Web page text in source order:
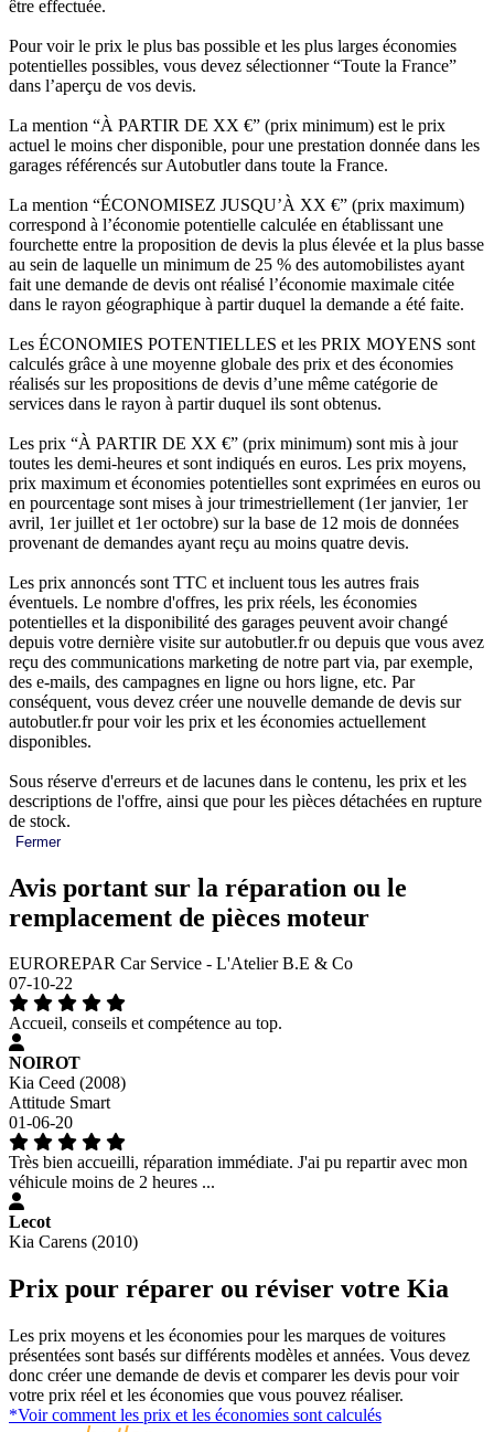
être effectuée.
Pour voir le prix le plus bas possible et les plus larges économies
potentielles possibles, vous devez sélectionner “Toute la France”
dans l’aperçu de vos devis.
La mention “À PARTIR DE XX €” (prix minimum) est le prix
actuel le moins cher disponible, pour une prestation donnée dans les
garages référencés sur Autobutler dans toute la France.
La mention “ÉCONOMISEZ JUSQU’À XX €” (prix maximum)
correspond à l’économie potentielle calculée en établissant une
fourchette entre la proposition de devis la plus élevée et la plus basse
au sein de laquelle un minimum de 25 % des automobilistes ayant
fait une demande de devis ont réalisé l’économie maximale citée
dans le rayon géographique à partir duquel la demande a été faite.
Les ÉCONOMIES POTENTIELLES et les PRIX MOYENS sont
calculés grâce à une moyenne globale des prix et des économies
réalisés sur les propositions de devis d’une même catégorie de
services dans le rayon à partir duquel ils sont obtenus.
Les prix “À PARTIR DE XX €” (prix minimum) sont mis à jour
toutes les demi-heures et sont indiqués en euros. Les prix moyens,
prix maximum et économies potentielles sont exprimées en euros ou
en pourcentage sont mises à jour trimestriellement (1er janvier, 1er
avril, 1er juillet et 1er octobre) sur la base de 12 mois de données
provenant de demandes ayant reçu au moins quatre devis.
Les prix annoncés sont TTC et incluent tous les autres frais
éventuels. Le nombre d'offres, les prix réels, les économies
potentielles et la disponibilité des garages peuvent avoir changé
depuis votre dernière visite sur autobutler.fr ou depuis que vous avez
reçu des communications marketing de notre part via, par exemple,
des e-mails, des campagnes en ligne ou hors ligne, etc. Par
conséquent, vous devez créer une nouvelle demande de devis sur
autobutler.fr pour voir les prix et les économies actuellement
disponibles.
Sous réserve d'erreurs et de lacunes dans le contenu, les prix et les
descriptions de l'offre, ainsi que pour les pièces détachées en rupture
de stock.
Fermer
Avis portant sur la réparation ou le
remplacement de pièces moteur
EUROREPAR Car Service - L'Atelier B.E & Co
07-10-22
Accueil, conseils et compétence au top.
NOIROT
Kia Ceed (2008)
Attitude Smart
01-06-20
Très bien accueilli, réparation immédiate. J'ai pu repartir avec mon
véhicule moins de 2 heures ...
Lecot
Kia Carens (2010)
Prix pour réparer ou réviser votre Kia
Les prix moyens et les économies pour les marques de voitures
présentées sont basés sur différents modèles et années. Vous devez
donc créer une demande de devis et comparer les devis pour voir
votre prix réel et les économies que vous pouvez réaliser.
*Voir comment les prix et les économies sont calculés